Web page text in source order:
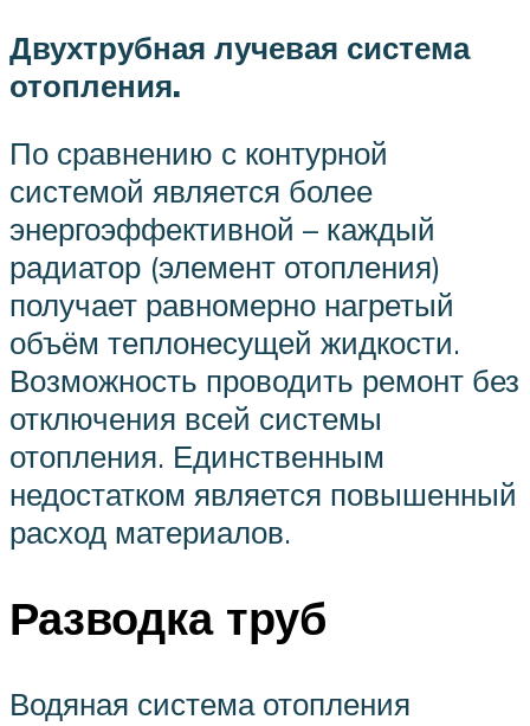
Двухтрубная лучевая система
отопления.
По сравнению с контурной
системой является более
энергоэффективной – каждый
радиатор (элемент отопления)
получает равномерно нагретый
объём теплонесущей жидкости.
Возможность проводить ремонт без
отключения всей системы
отопления. Единственным
недостатком является повышенный
расход материалов.
Разводка труб
Водяная система отопления